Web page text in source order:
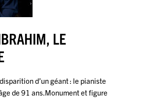
LE
d’un géant : le pianiste
de 91 ans.Monument et figure